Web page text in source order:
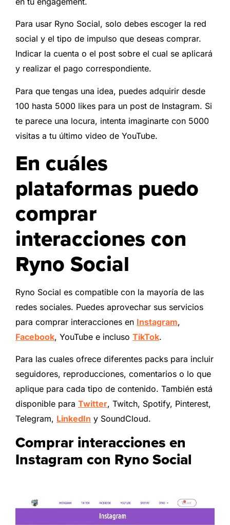
Para usar Ryno Social, solo debes escoger la red
social y el tipo de impulso que deseas comprar.
Indicar la cuenta o el post sobre el cual se aplicará
y realizar el pago correspondiente.
Para que tengas una idea, puedes adquirir desde
100 hasta 5000 likes para un post de Instagram. Si
te parece una locura, intenta imaginarte con 5000
visitas a tu último video de YouTube.
En cuáles
plataformas puedo
comprar
interacciones con
Ryno Social
Ryno Social es compatible con la mayoría de las
redes sociales. Puedes aprovechar sus servicios
para comprar interacciones en Instagram,
Facebook, YouTube e incluso TikTok.
Para las cuales ofrece diferentes packs para incluir
seguidores, reproducciones, comentarios o lo que
aplique para cada tipo de contenido. También está
disponible para Twitter, Twitch, Spotify, Pinterest,
Telegram, LinkedIn y SoundCloud.
Comprar interacciones en
Instagram con Ryno Social